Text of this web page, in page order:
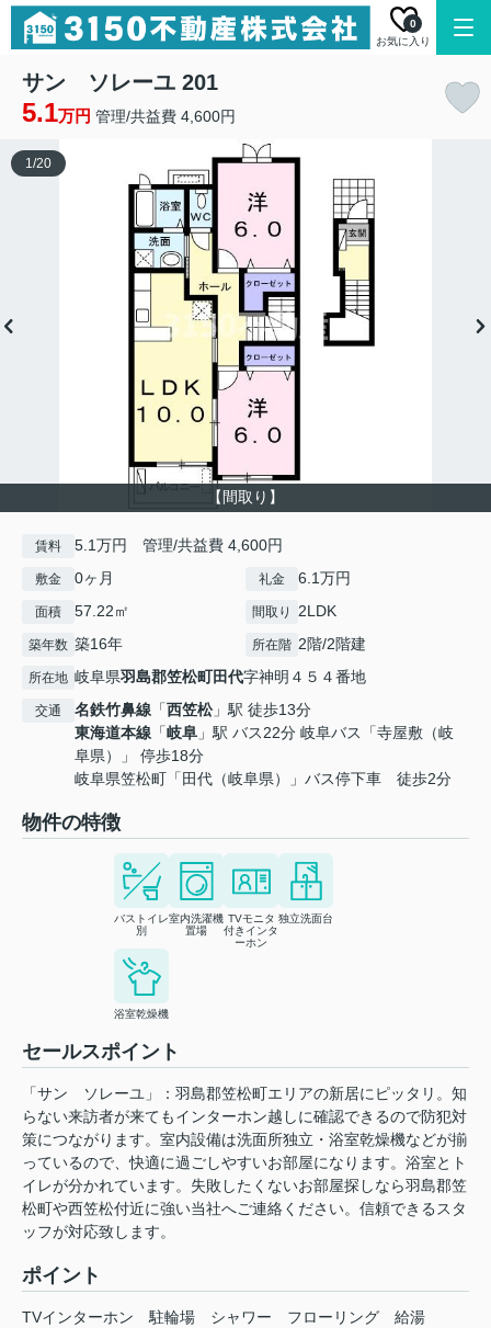
お気に入り
0
サン ソレーユ 201
5.1万円 管理/共益費 4,600円
【間取り】
1/20
賃料 5.1万円 管理/共益費 4,600円
敷金 0ヶ月 礼金 6.1万円
面積 57.22㎡ 間取り 2LDK
築年数 築16年 所在階 2階/2階建
所在地 岐阜県羽島郡笠松町田代字神明４５４番地
交通 名鉄竹鼻線 「西笠松」駅 徒歩13分
東海道本線 「岐阜 」駅 バス22分 岐阜バス「寺屋敷（岐
阜県）」 停歩18分
岐阜県笠松町「田代（岐阜県）」バス停下車 徒歩2分
物件の特徴
バストイレ
別
室内洗濯機
置場
TVモニタ
付きインタ
ーホン
独立洗面台
浴室乾燥機
セールスポイント
「サン ソレーユ」：羽島郡笠松町エリアの新居にピッタリ。知
らない来訪者が来てもインターホン越しに確認できるので防犯対
策につながります。室内設備は洗面所独立・浴室乾燥機などが揃
っているので、快適に過ごしやすいお部屋になります。浴室とト
イレが分かれています。失敗したくないお部屋探しなら羽島郡笠
松町や西笠松付近に強い当社へご連絡ください。信頼できるスタ
ッフが対応致します。
ポイント
TVインターホン 駐輪場 シャワー フローリング 給湯